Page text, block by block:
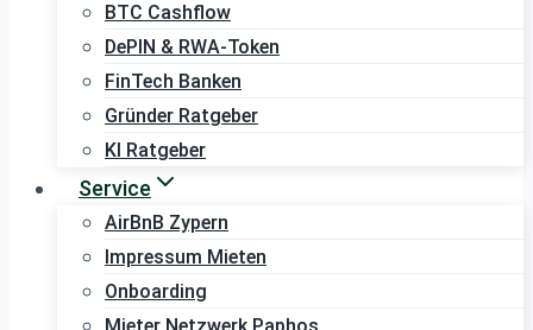
BTC Cashflow
DePIN & RWA-Token
FinTech Banken
Gründer Ratgeber
KI Ratgeber
Service
AirBnB Zypern
Impressum Mieten
Onboarding